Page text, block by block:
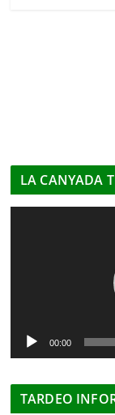
LA CANYADA
c
00:00
TARDEO